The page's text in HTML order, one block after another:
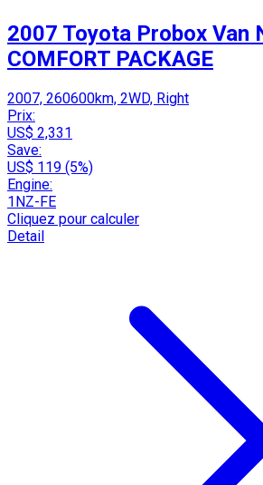
2007 Toyota Probox Van
COMFORT PACKAGE
2007, 260600km, 2WD, Right
Prix:
US$ 2,331
Save:
US$ 119 (5%)
Engine:
1NZ-FE
Cliquez pour calculer
Detail